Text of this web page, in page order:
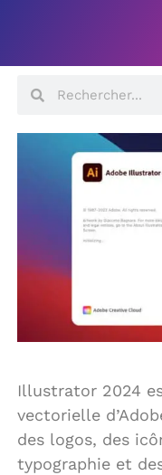
Illustrator 2024
vectorielle
des logos, des
typographie et